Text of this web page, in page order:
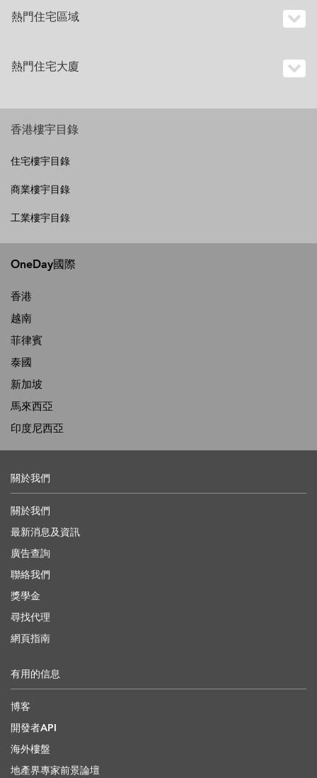
熱門住宅區域
熱門住宅大廈
香港樓宇目錄
住宅樓宇目錄
商業樓宇目錄
工業樓宇目錄
OneDay國際
香港
越南
菲律賓
泰國
新加坡
馬來西亞
印度尼西亞
關於我們
關於我們
最新消息及資訊
廣告查詢
聯絡我們
獎學金
尋找代理
網頁指南
有用的信息
博客
開發者API
海外樓盤
地產界專家前景論壇